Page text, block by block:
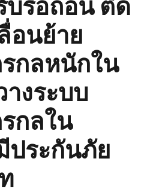
บรื้อถอน ติด
อนย้าย
รกลหนักใน
างระบบ
กลใน
ประกันภัย